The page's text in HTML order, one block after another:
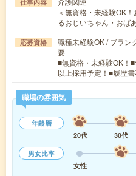
仕事内容
＜無資格・未経験OK
るおじいちゃん・おば
応募資格
職種未経験OK / ブラン
要
■無資格・未経験OK！
以上採用予定！■履歴
職場の雰囲気
年齢層
20代
30代
男女比率
女性